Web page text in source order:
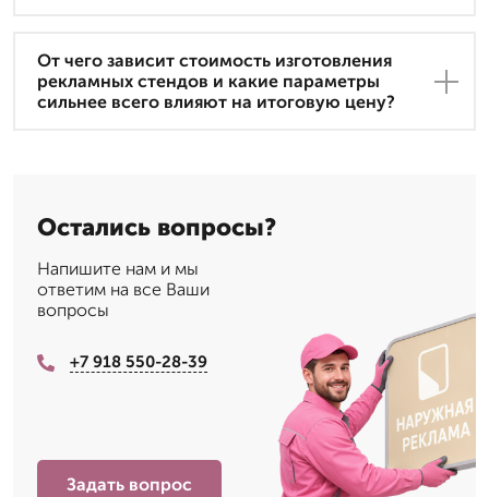
От чего зависит стоимость изготовления
рекламных стендов и какие параметры
сильнее всего влияют на итоговую цену?
Остались вопросы?
Напишите нам и мы
ответим на все Ваши
вопросы
+7 918 550-28-39
Задать вопрос